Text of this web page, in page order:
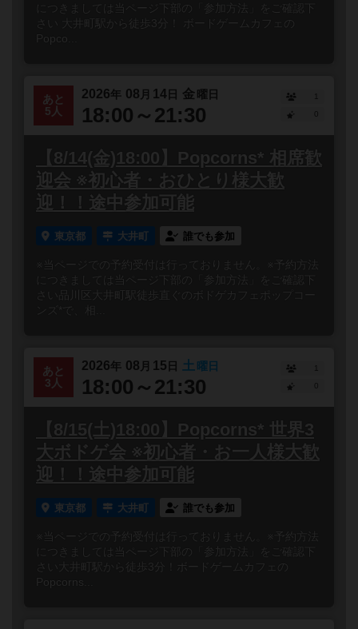
につきましては当ページ下部の「参加方法」をご確認下
さい 大井町駅から徒歩3分！ ボードゲームカフェの
Popco...
あと
5人
2026年 08 月 14 日 金曜日
18:00～21:30
1
【8/14(金)18:00】Popcorns* 相席歓
迎会 ※初心者・おひとり様大歓
迎！！途中参加可能
東京都 大井町 誰でも参加
※当ページでの予約受付は行っておりません。※予約方法
につきましては当ページ下部の「参加方法」をご確認下
さい品川区大井町駅徒歩直ぐのボドゲカフェポップコー
あと
3人
2026年 08 月 15 日 土 曜日
18:00～21:30
1
【8/15(土)18:00】Popcorns* 世界3
大ボドゲ会 ※初心者・お一人様大歓
迎！！途中参加可能
東京都 大井町 誰でも参加
※当ページでの予約受付は行っておりません。※予約方法
につきましては当ページ下部の「参加方法」をご確認下
さい大井町駅から徒歩3分！ボードゲームカフェの
Popcorns...